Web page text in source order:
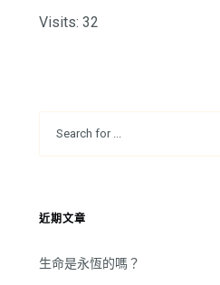
Visits: 32
近期文章
生命是永恆的嗎？